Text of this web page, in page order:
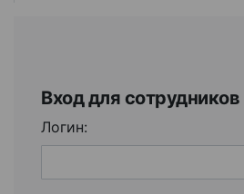
Вход для сотрудников
Логин: